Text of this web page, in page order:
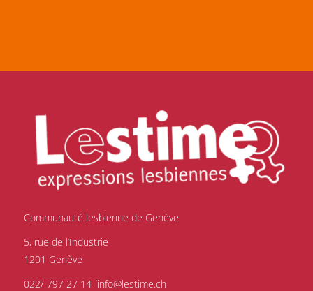
Communauté lesbienne de Genève
5, rue de l’Industrie
1201 Genève
022/ 797 27 14 info@lestime.ch